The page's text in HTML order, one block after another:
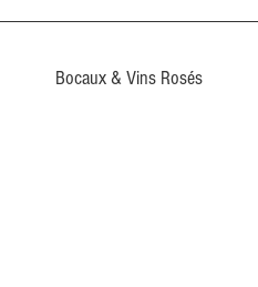
Bocaux & Vins Rosés